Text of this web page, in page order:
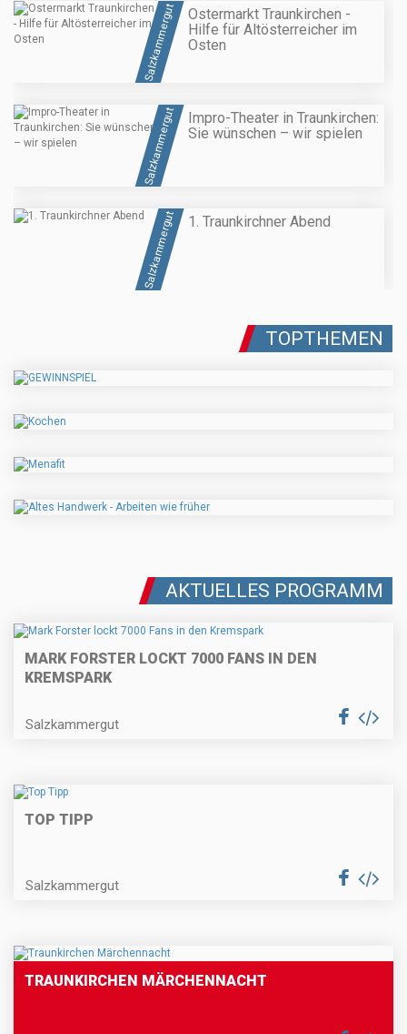
Salzkammergut
Ostermarkt Traunkirchen -
Hilfe für Altösterreicher im
Osten
Salzkammergut
Impro-Theater in Traunkirchen:
Sie wünschen – wir spielen
Salzkammergut 1. Traunkirchner Abend
TOPTHEMEN
AKTUELLES PROGRAMM
MARK FORSTER LOCKT 7000 FANS IN DEN
KREMSPARK
Salzkammergut
TOP TIPP
Salzkammergut
TRAUNKIRCHEN MÄRCHENNACHT